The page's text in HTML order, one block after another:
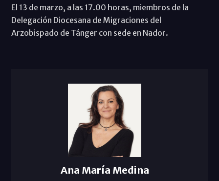
El 13 de marzo, a las 17.00 horas, miembros de la
Delegación Diocesana de Migraciones del
Arzobispado de Tánger con sede en Nador.
Ana María Medina